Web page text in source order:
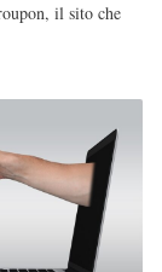
il sito che